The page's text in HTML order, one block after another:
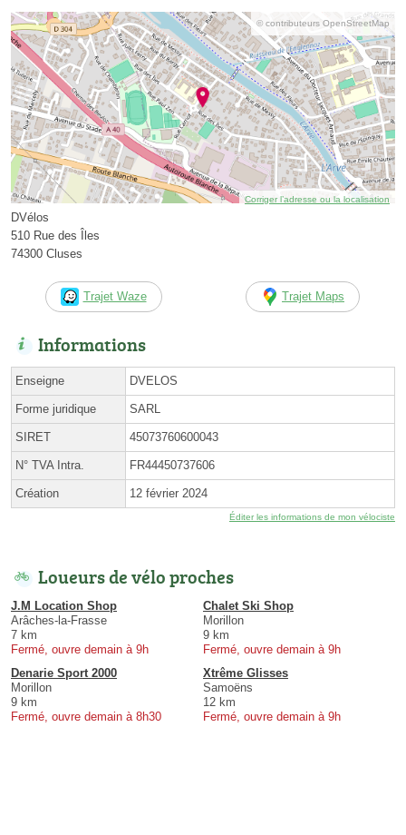
© contributeurs OpenStreetMap
Corriger l’adresse ou la localisation
DVélos
510 Rue des Îles
74300 Cluses
Trajet Waze Trajet Maps
Informations
Enseigne DVELOS
Forme juridique SARL
SIRET 45073760600043
N° TVA Intra. FR44450737606
Création 12 février 2024
Éditer les informations de mon vélociste
Loueurs de vélo proches
J.M Location Shop
Arâches-la-Frasse
7 km
Fermé, ouvre demain à 9h
Chalet Ski Shop
Morillon
9 km
Fermé, ouvre demain à 9h
Denarie Sport 2000
Morillon
9 km
Fermé, ouvre demain à 8h30
Xtrême Glisses
Samoëns
12 km
Fermé, ouvre demain à 9h